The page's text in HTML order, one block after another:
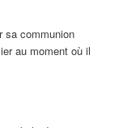
communion
au moment où il